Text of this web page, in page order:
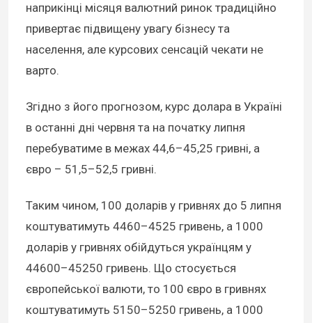
наприкінці місяця валютний ринок традиційно
привертає підвищену увагу бізнесу та
населення, але курсових сенсацій чекати не
варто.
Згідно з його прогнозом, курс долара в Україні
в останні дні червня та на початку липня
перебуватиме в межах 44,6–45,25 гривні, а
євро – 51,5–52,5 гривні.
Таким чином, 100 доларів у гривнях до 5 липня
коштуватимуть 4460–4525 гривень, а 1000
доларів у гривнях обійдуться українцям у
44600–45250 гривень. Що стосується
європейської валюти, то 100 євро в гривнях
коштуватимуть 5150–5250 гривень, а 1000